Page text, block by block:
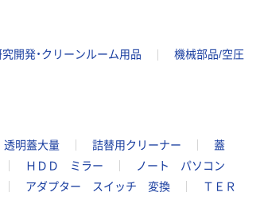
開発・クリーンルーム用品
機械部品/空圧
透明蓋大量 詰替用クリーナー
蓋
ＨＤＤ ミラー
ノート パソコン
アダプター スイッチ 変換
ＴＥＲ